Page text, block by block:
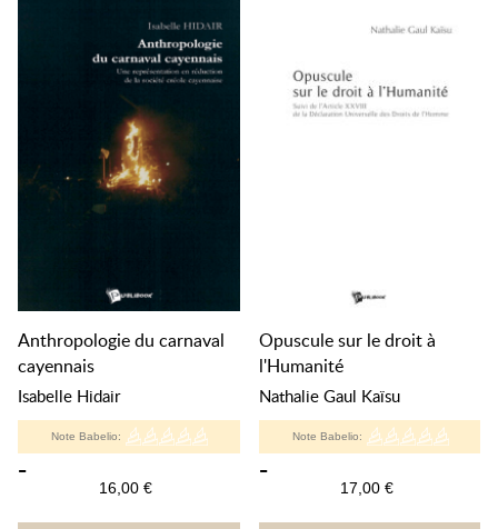
Anthropologie du carnaval
cayennais
Isabelle Hidair
Note Babelio:
-
16,00 €
Opuscule sur le droit à
l'Humanité
Nathalie Gaul Kaïsu
Note Babelio:
-
17,00 €